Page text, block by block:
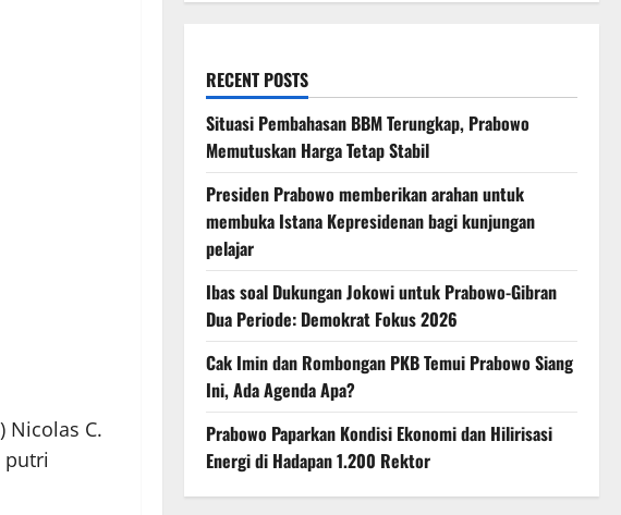
Nicolas C.
putri
RECENT POSTS
Situasi Pembahasan BBM Terungkap, Prabowo
Memutuskan Harga Tetap Stabil
Presiden Prabowo memberikan arahan untuk
membuka Istana Kepresidenan bagi kunjungan
pelajar
Ibas soal Dukungan Jokowi untuk Prabowo-Gibran
Dua Periode: Demokrat Fokus 2026
Cak Imin dan Rombongan PKB Temui Prabowo Siang
Ini, Ada Agenda Apa?
Prabowo Paparkan Kondisi Ekonomi dan Hilirisasi
Energi di Hadapan 1.200 Rektor